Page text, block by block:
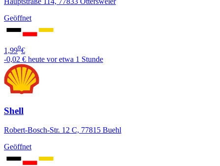
Geöffnet
1,999€
-0,02 € heute vor etwa 1 Stunde
Shell
Robert-Bosch-Str. 12 C, 77815 Buehl
Geöffnet